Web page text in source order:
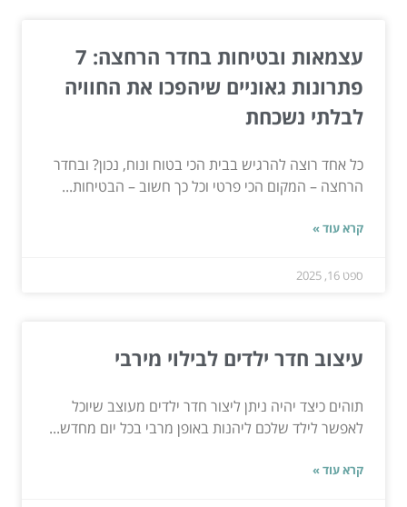
עצמאות ובטיחות בחדר הרחצה: 7
פתרונות גאוניים שיהפכו את החוויה
לבלתי נשכחת
כל אחד רוצה להרגיש בבית הכי בטוח ונוח, נכון? ובחדר
הרחצה – המקום הכי פרטי וכל כך חשוב – הבטיחות...
קרא עוד »
ספט 16, 2025
עיצוב חדר ילדים לבילוי מירבי
תוהים כיצד יהיה ניתן ליצור חדר ילדים מעוצב שיוכל
לאפשר לילד שלכם ליהנות באופן מרבי בכל יום מחדש...
קרא עוד »